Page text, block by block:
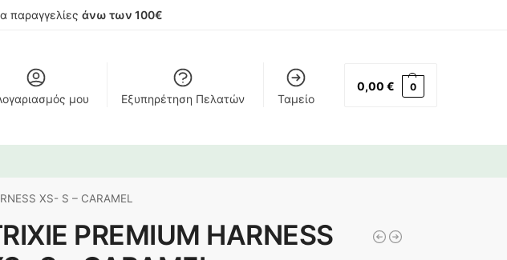
παραγγελίες άνω των 100€
μου Εξυπηρέτηση Πελατών Ταμείο
0,00 € 0
XS- S – CARAMEL
PREMIUM HARNESS